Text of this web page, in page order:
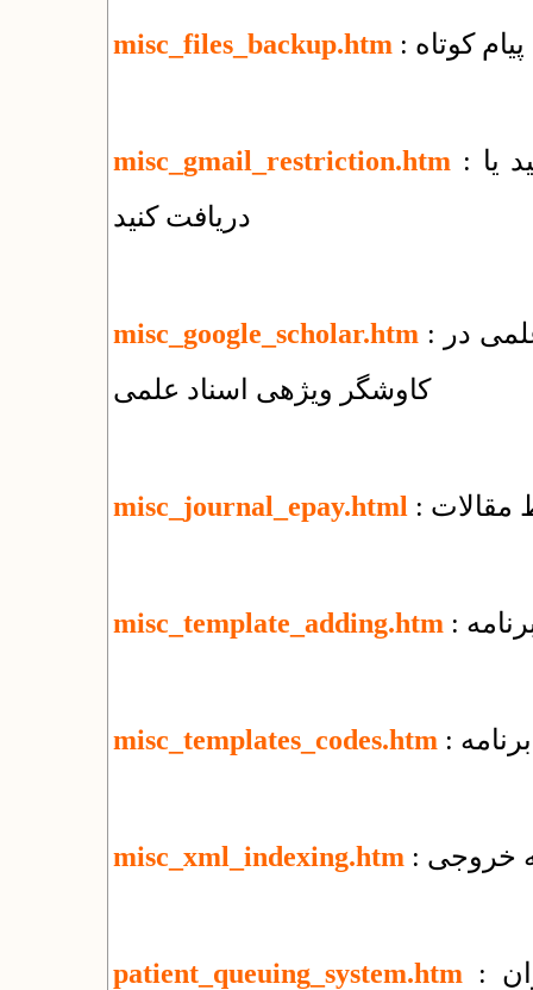
misc_files_backup.htm کوتاه
misc_gmail_restriction.htm : چه فایل‌هایی را با جی‌میل نمی‌توانید بفرستید یا
دریافت کنید
misc_google_scholar.htm : نحوه ثبت مقالات منتشر شده در پایگاههای علمی در
کاوشگر ویژهی اسناد علمی
misc_journal_epay.html مقالات
misc_template_adding.htm
misc_templates_codes.htm
misc_xml_indexing.htm
patient_queuing_system.htm : سامانه نوبت دهی بیماران : patient queuing